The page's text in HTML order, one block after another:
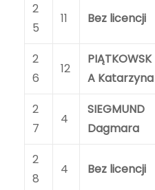
2
5
11 Bez licencji
2
6
12
PIĄTKOWSK
A Katarzyna
2
7
4
SIEGMUND
Dagmara
2
8
4 Bez licencji